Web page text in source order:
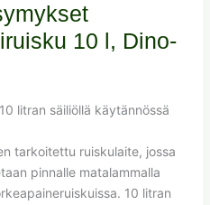
10 l, Dino-
litran säiliöllä käytännössä
tarkoitettu ruiskulaite, jossa
pinnalle matalammalla
10 litran